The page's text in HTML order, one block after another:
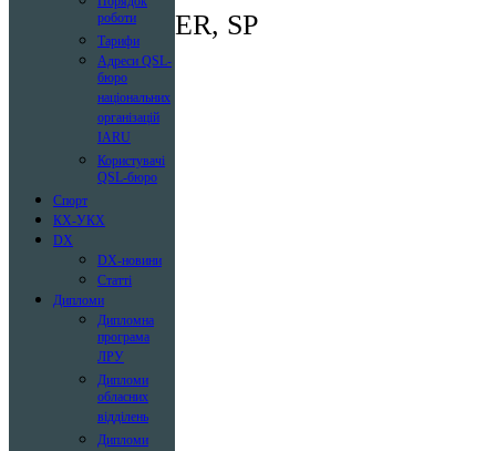
роботи
Тарифи
Адреси QSL-
бюро
національних
організацій
IARU
Користувачі
QSL-бюро
Спорт
КХ-УКХ
DX
DX-новини
Статті
Дипломи
Дипломна
програма
ЛРУ
Дипломи
обласних
відділень
Дипломи
ER, SP